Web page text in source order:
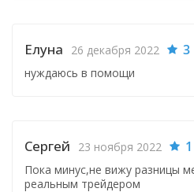
Елуна 26 декабря 2022 3
нуждаюсь в помощи
Сергей 23 ноября 2022 1
Пока минус,не вижу разницы
реальным трейдером